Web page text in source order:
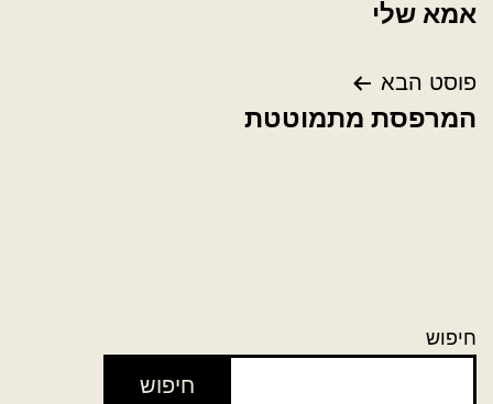
אמא שלי
פוסט הבא
המרפסת מתמוטטת
חיפוש
חיפוש